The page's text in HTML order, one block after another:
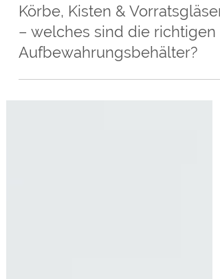
3 Min. Lesezeit
Körbe, Kisten & Vorratsgläser
– welches sind die richtigen
Aufbewahrungsbehälter?